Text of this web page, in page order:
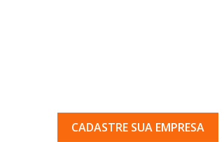
CADASTRE SUA EMPRESA